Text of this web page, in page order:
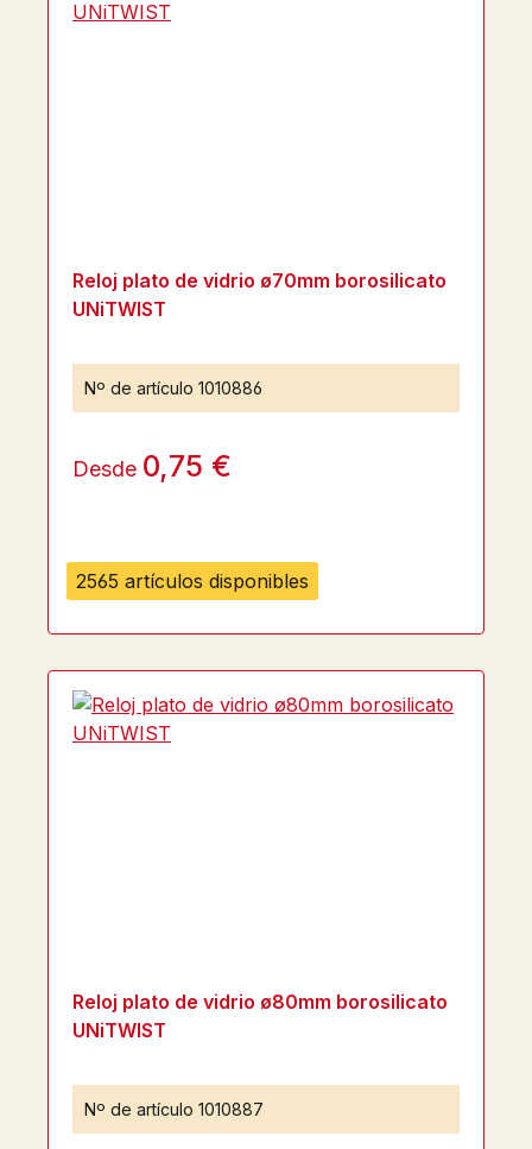
2565 artículos disponibles
Reloj plato de vidrio ø70mm borosilicato
UNiTWIST
Nº de artículo 1010886
Desde 0,75 €
Reloj plato de vidrio ø80mm borosilicato
UNiTWIST
Nº de artículo 1010887